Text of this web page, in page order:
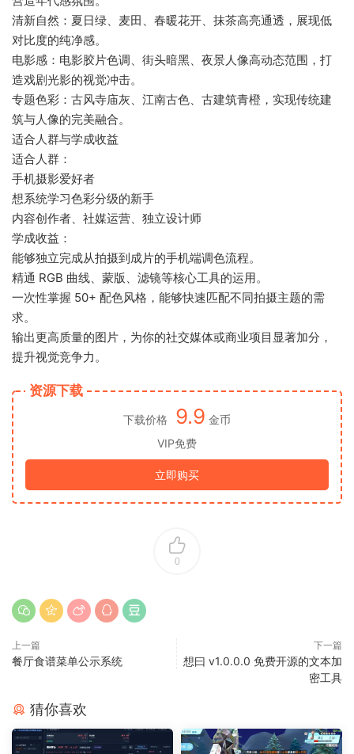
清新自然：夏日绿、麦田、春暖花开、抹茶高亮通透，展现低
对比度的纯净感。
电影感：电影胶片色调、街头暗黑、夜景人像高动态范围，打
造戏剧光影的视觉冲击。
专题色彩：古风寺庙灰、江南古色、古建筑青橙，实现传统建
筑与人像的完美融合。
适合人群与学成收益
适合人群：
手机摄影爱好者
想系统学习色彩分级的新手
内容创作者、社媒运营、独立设计师
学成收益：
能够独立完成从拍摄到成片的手机端调色流程。
精通 RGB 曲线、蒙版、滤镜等核心工具的运用。
一次性掌握 50+ 配色风格，能够快速匹配不同拍摄主题的需
求。
输出更高质量的图片，为你的社交媒体或商业项目显著加分，
提升视觉竞争力。
资源下载
下载价格 9.9 金币
VIP免费
立即购买
0
上一篇
餐厅食谱菜单公示系统
下一篇
想曰 v1.0.0.0 免费开源的文本加
密工具
猜你喜欢